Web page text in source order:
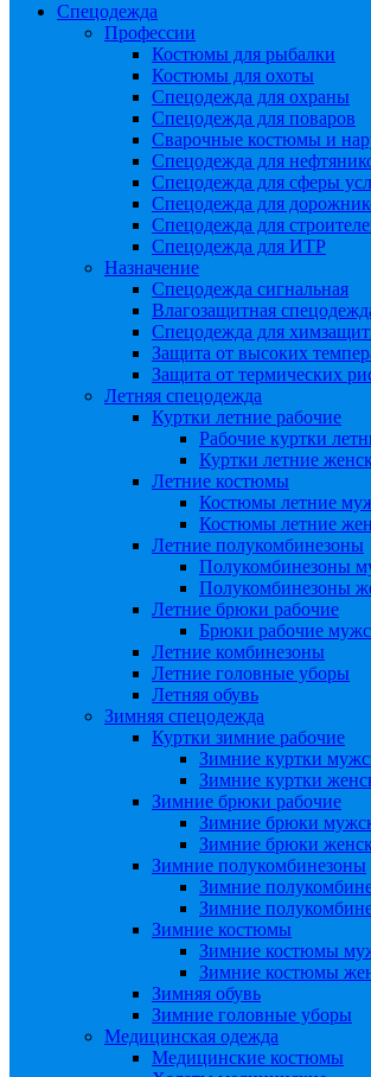
Спецодежда
Профессии
Костюмы для рыбалки
Костюмы для охоты
Спецодежда для охраны
Спецодежда для поваров
Сварочные костюмы и
Спецодежда для
Спецодежда для сферы
Спецодежда для
Спецодежда для
Спецодежда для ИТР
Назначение
Спецодежда сигнальная
Влагозащитная
Спецодежда для
Защита от высоких
Защита от термических
Летняя спецодежда
Куртки летние рабочие
Рабочие куртки
Куртки летние
Летние костюмы
Костюмы летние
Костюмы летние
Летние полукомбинезоны
Полукомбинезоны
Полукомбинезоны
Летние брюки рабочие
Брюки рабочие
Летние комбинезоны
Летние головные уборы
Летняя обувь
Зимняя спецодежда
Куртки зимние рабочие
Зимние куртки
Зимние куртки
Зимние брюки рабочие
Зимние брюки
Зимние брюки
Зимние полукомбинезоны
Зимние
Зимние
Зимние костюмы
Зимние костюмы
Зимние костюмы
Зимняя обувь
Зимние головные уборы
Медицинская одежда
Медицинские костюмы